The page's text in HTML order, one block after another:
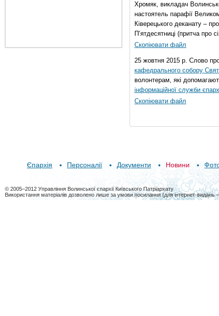
Хромяк, викладач
настоятель парафії
Ківерецького деканату –
П’ятдесятниці (притча про
Скопіювати файл
25 жовтня 2015 р. Слово
кафедрального собору
волонтерам, які
інформаційної служби
Скопіювати файл
Єпархія Персоналії Документи Новини
© 2005–2012 Управління Волинської єпархії Київського Патріархату
Використання матеріалів дозволено лише за умови посилання (для інтернет-видань